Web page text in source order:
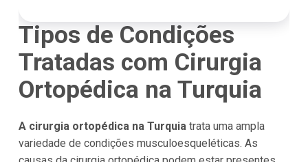
Tipos de Condições
Tratadas com Cirurgia
Ortopédica na Turquia
A cirurgia ortopédica na Turquiatrata uma ampla
variedade de condições musculoesqueléticas. As